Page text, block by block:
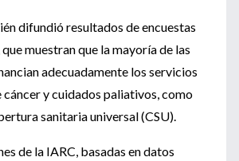
difundió resultados de encuestas
muestran que la mayoría de las
adecuadamente los servicios
y cuidados paliativos, como
sanitaria universal (CSU).
de la IARC, basadas en datos